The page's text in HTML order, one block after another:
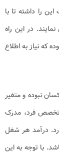
را داشته تا با
در این راه
که نیاز به اطلاع
نبوده و متغیر
فرد، مدرک
درآمد هر شغل
با توجه به این